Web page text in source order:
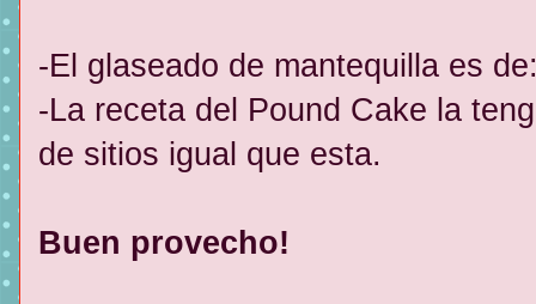
-El glaseado de mantequilla es
-La receta del Pound Cake la
de sitios igual que esta.
Buen provecho!